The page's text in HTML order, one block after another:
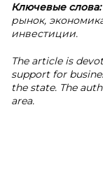
Ключевые слова:
рынок,
инвестиции.
The article is
support for
the state. The
area.